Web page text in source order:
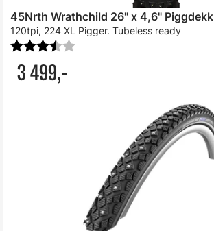
45Nrth Wrathchild 26" x 4,6" Piggdekk
120tpi, 224 XL Pigger. Tubeless ready
3 499,-
Karakter: